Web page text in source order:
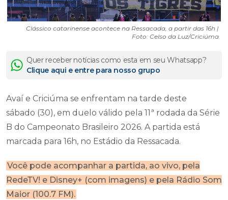
Clássico catarinense acontece na Ressacada, a partir das 16h |
Foto: Celso da Luz/Criciúma
Quer receber notícias como esta em seu Whatsapp?
Clique aqui e entre para nosso grupo
Avaí e Criciúma se enfrentam na tarde deste
sábado (30), em duelo válido pela 11ª rodada da Série
B do Campeonato Brasileiro 2026. A partida está
marcada para 16h, no Estádio da Ressacada.
Você pode acompanhar a partida, ao vivo, pela
RedeTV! e Disney+ (com imagens) e pela Rádio Som
Maior (100.7 FM).